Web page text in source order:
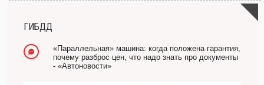
ГИБДД
«Параллельная» машина: когда положена гарантия,
почему разброс цен, что надо знать про документы
- «Автоновости»